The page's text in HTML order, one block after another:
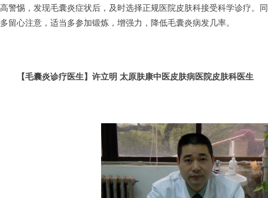
高警惕，发现毛囊炎症状后，及时选择正规医院皮肤科接受科学诊疗。
多留心注意，适当多参加锻炼，增强力，降低毛囊炎病发几率。
【毛囊炎诊疗医生】许立明 太原肤康中医皮肤病医院皮肤科医生